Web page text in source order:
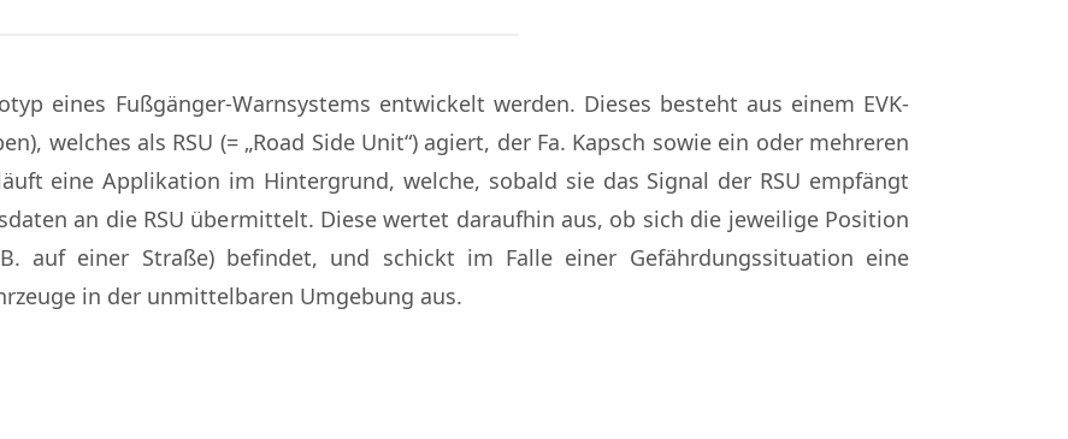
eines Fußgänger-Warnsystems entwickelt werden. Dieses besteht aus einem EVK-
welches als RSU (= „Road Side Unit“) agiert, der Fa. Kapsch sowie ein oder mehreren
eine Applikation im Hintergrund, welche, sobald sie das Signal der RSU empfängt
an die RSU übermittelt. Diese wertet daraufhin aus, ob sich die jeweilige Position
auf einer Straße) befindet, und schickt im Falle einer Gefährdungssituation eine
in der unmittelbaren Umgebung aus.